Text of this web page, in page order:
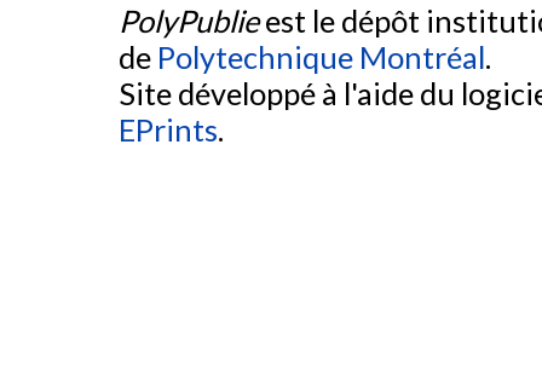
PolyPublieest le dépôt
de Polytechnique Montréal.
Site développé à l'aide du
EPrints.